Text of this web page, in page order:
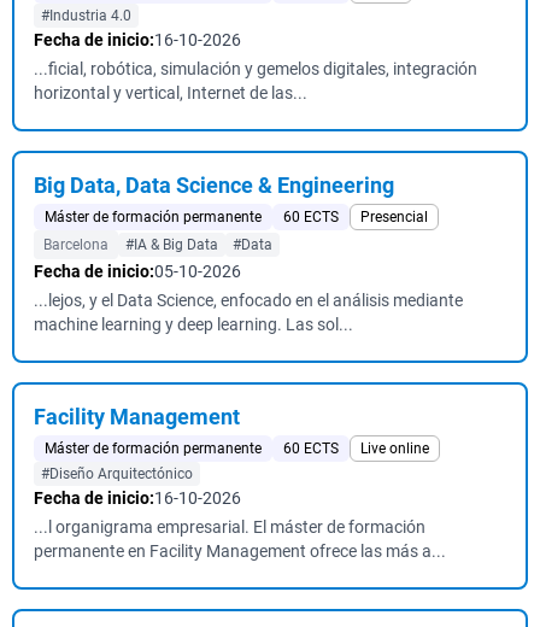
#Industria 4.0
Fecha de inicio:16-10-2026
...ficial, robótica, simulación y gemelos digitales, integración
horizontal y vertical, Internet de las...
Big Data, Data Science & Engineering
Máster de formación permanente 60 ECTS
Presencial
Barcelona
#IA & Big Data #Data
Fecha de inicio:05-10-2026
...lejos, y el Data Science, enfocado en el análisis mediante
machine learning y deep learning. Las sol...
Facility Management
Máster de formación permanente 60 ECTS
Live online
#Diseño Arquitectónico
Fecha de inicio:16-10-2026
...l organigrama empresarial. El máster de formación
permanente en Facility Management ofrece las más a...